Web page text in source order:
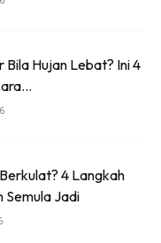
campuran bawang
serangga organik.
seminggu
Bila Hujan Lebat? Ini 4
4 Langkah
Semula Jadi